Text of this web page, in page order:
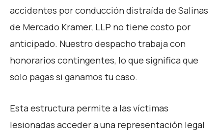
accidentes por conducción distraída de Salinas
de Mercado Kramer, LLP no tiene costo por
anticipado. Nuestro despacho trabaja con
honorarios contingentes, lo que significa que
solo pagas si ganamos tu caso.
Esta estructura permite a las víctimas
lesionadas acceder a una representación legal